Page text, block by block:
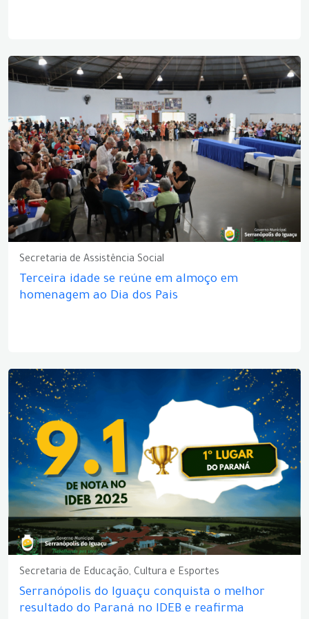
Secretaria de Assistência Social
Terceira idade se reúne em almoço em
homenagem ao Dia dos Pais
Secretaria de Educação, Cultura e Esportes
Serranópolis do Iguaçu conquista o melhor
resultado do Paraná no IDEB e reafirma